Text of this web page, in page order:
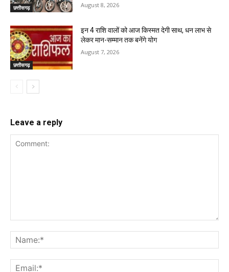
छत्तीसगढ़ August 8, 2026
छत्तीसगढ़
इन 4 राशि वालों को आज किस्मत देगी साथ, धन लाभ से
लेकर मान-सम्मान तक बनेंगे योग
August 7, 2026
Leave a reply